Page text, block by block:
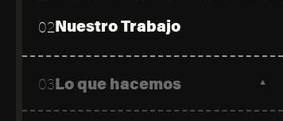
02Nuestro Trabajo
03Lo que hacemos ▼